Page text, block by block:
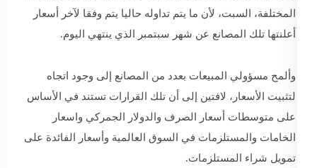
المختلفة، السبت، لأن ما يتم تداوله حاليا يتم وفقا لآخر أسعار
أعلنتها تلك المصانع عن شهر سبتمبر الذي ينتهي اليوم.
وألمح مسؤولي المبيعات بعدد من المصانع إلى وجود اتجاه
لتثبيت الأسعار، لافتين إلى أن تلك القرارات تستند في الأساس
على متوسطات أسعار الصرف والدولار الجمركي واسعار
الخامات والمستلزمات في السوق العالمية وأسعار الفائدة على
تمويل شراء المستلزمات.